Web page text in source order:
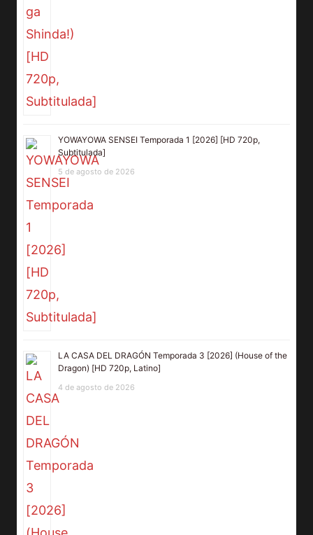
YOWAYOWA SENSEI Temporada 1 [2026] [HD 720p,
Subtitulada]
5 de agosto de 2026
LA CASA DEL DRAGÓN Temporada 3 [2026] (House of the
Dragon) [HD 720p, Latino]
4 de agosto de 2026